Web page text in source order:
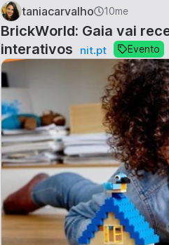
taniacarvalho 10me
BrickWorld: Gaia vai
interativos
nit.pt Evento